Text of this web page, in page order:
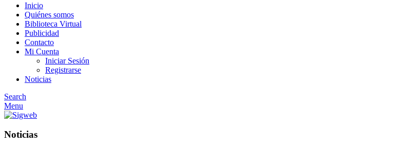
Inicio
Quiénes somos
Biblioteca Virtual
Publicidad
Contacto
Mi Cuenta
Iniciar Sesión
Registrarse
Noticias
Search
Menu
Noticias